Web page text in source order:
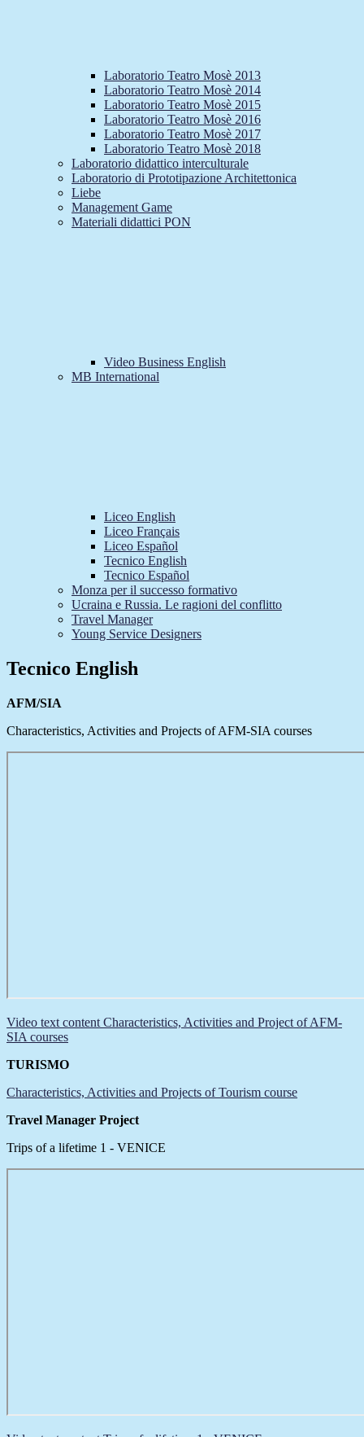
Laboratorio Teatro Mosè 2013
Laboratorio Teatro Mosè 2014
Laboratorio Teatro Mosè 2015
Laboratorio Teatro Mosè 2016
Laboratorio Teatro Mosè 2017
Laboratorio Teatro Mosè 2018
Laboratorio didattico interculturale
Laboratorio di Prototipazione Architettonica
Liebe
Management Game
Materiali didattici PON
Video Business English
MB International
Liceo English
Liceo Français
Liceo Español
Tecnico English
Tecnico Español
Monza per il successo formativo
Ucraina e Russia. Le ragioni del conflitto
Travel Manager
Young Service Designers
Tecnico English
AFM/SIA
Characteristics, Activities and Projects of AFM-SIA courses
Video text content Characteristics, Activities and Project of AFM-
SIA courses
TURISMO
Characteristics, Activities and Projects of Tourism course
Travel Manager Project
Trips of a lifetime 1 - VENICE